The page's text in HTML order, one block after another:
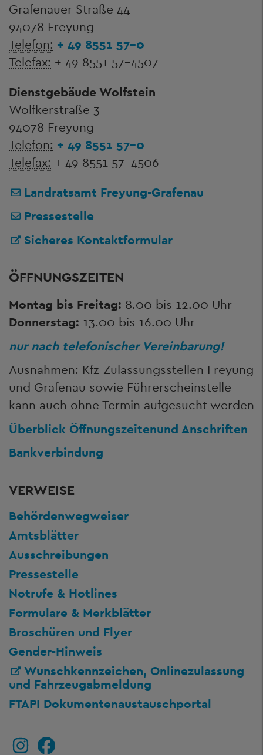
Grafenauer Straße 44
94078 Freyung
Telefon: + 49 8551 57-0
Telefax: + 49 8551 57-4507
Dienstgebäude Wolfstein
Wolfkerstraße 3
94078 Freyung
Telefon: + 49 8551 57-0
Telefax: + 49 8551 57-4506
Landratsamt Freyung-Grafenau
Pressestelle
Sicheres Kontaktformular
ÖFFNUNGSZEITEN
Montag bis Freitag: 8.00 bis 12.00 Uhr
Donnerstag: 13.00 bis 16.00 Uhr
nur nach telefonischer Vereinbarung!
Ausnahmen: Kfz-Zulassungsstellen Freyung
und Grafenau sowie Führerscheinstelle
kann auch ohne Termin aufgesucht werden
Überblick Öffnungszeitenund Anschriften
Bankverbindung
VERWEISE
Behördenwegweiser
Amtsblätter
Ausschreibungen
Pressestelle
Notrufe & Hotlines
Formulare & Merkblätter
Broschüren und Flyer
Gender-Hinweis
Wunschkennzeichen, Onlinezulassung
und Fahrzeugabmeldung
FTAPI Dokumentenaustauschportal